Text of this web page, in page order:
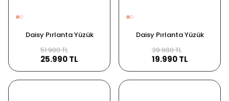
Daisy Pırlanta Yüzük
51.980 TL
25.990 TL
Daisy Pırlanta Yüzük
39.980 TL
19.990 TL